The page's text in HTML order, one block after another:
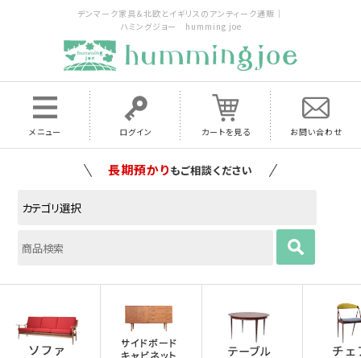
デンマーク家具＆北欧とイギリスのアンティーク通販｜
ハミングジョー humming joe
メニュー ログイン カートを見る お問い合わせ
長期預かりもご相談ください